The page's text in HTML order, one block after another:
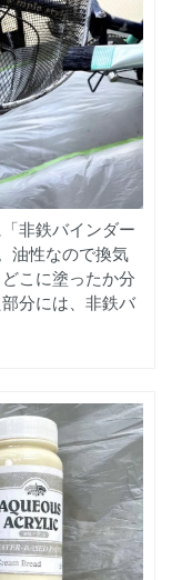
非鉄バインダー
油性なので換気
こに塗ったか分
分には、非鉄バ